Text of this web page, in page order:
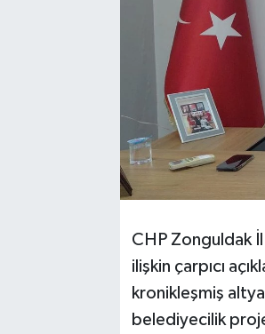
​CHP Zonguldak
ilişkin çarpıcı
kronikleşmiş
belediyecilik